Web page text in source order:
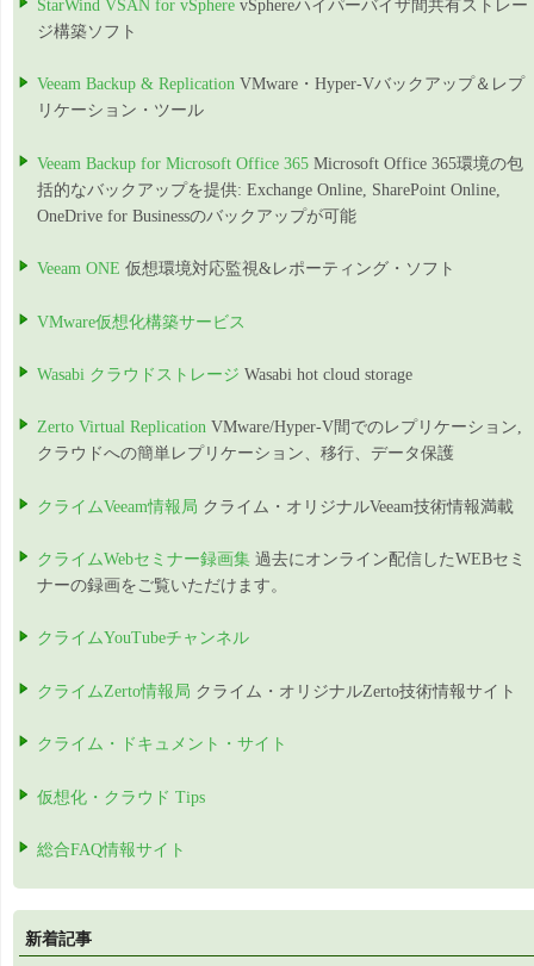
StarWind VSAN for vSphere vSphereハイパーバイザ間共有ストレー
ジ構築ソフト
Veeam Backup & Replication VMware・Hyper-Vバックアップ＆レプ
リケーション・ツール
Veeam Backup for Microsoft Office 365 Microsoft Office 365環境の包
括的なバックアップを提供: Exchange Online, SharePoint Online,
OneDrive for Businessのバックアップが可能
Veeam ONE 仮想環境対応監視&レポーティング・ソフト
VMware仮想化構築サービス
Wasabi クラウドストレージ Wasabi hot cloud storage
Zerto Virtual Replication VMware/Hyper-V間でのレプリケーション,
クラウドへの簡単レプリケーション、移行、データ保護
クライムVeeam情報局 クライム・オリジナルVeeam技術情報満載
クライムWebセミナー録画集 過去にオンライン配信したWEBセミ
ナーの録画をご覧いただけます。
クライムYouTubeチャンネル
クライムZerto情報局 クライム・オリジナルZerto技術情報サイト
クライム・ドキュメント・サイト
仮想化・クラウド Tips
総合FAQ情報サイト
新着記事